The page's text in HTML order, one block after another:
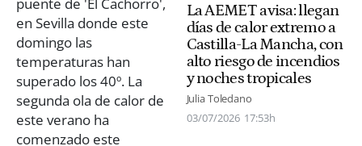
La AEMET avisa: llegan
días de calor extremo a
Castilla-La Mancha, con
alto riesgo de incendios
y noches tropicales
Julia Toledano
03/07/2026 17:53h